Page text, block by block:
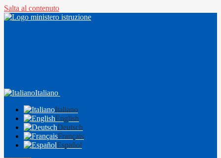
Salta al contenuto
Italiano
Italiano
English
Deutsch
Français
Español